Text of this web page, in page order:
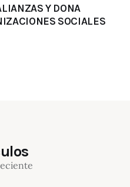
Y DONA
SOCIALES